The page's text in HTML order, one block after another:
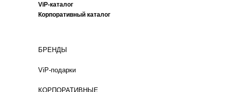
ViP-каталог
Корпоративный каталог
БРЕНДЫ
ViP-подарки
КОРПОРАТИВНЫЕ